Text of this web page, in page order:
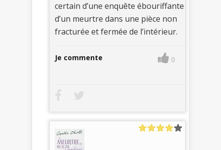
certain d’une enquête ébouriffante
d’un meurtre dans une pièce non
fracturée et fermée de l’intérieur.
Je commente 0